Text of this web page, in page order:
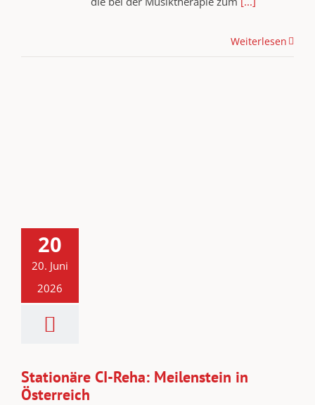
Weiterlesen
20
20. Juni
2026
Stationäre CI-Reha: Meilenstein in
Österreich